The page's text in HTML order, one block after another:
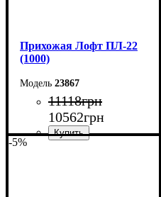
Прихожая Лофт ПЛ-22
(1000)
23867
11118грн
10562грн
-5%